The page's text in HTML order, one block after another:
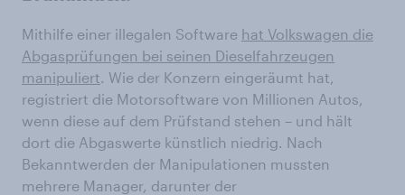
Mithilfe einer illegalen Software hat Volkswagen die
Abgasprüfungen bei seinen Dieselfahrzeugen
manipuliert. Wie der Konzern eingeräumt hat,
registriert die Motorsoftware von Millionen Autos,
wenn diese auf dem Prüfstand stehen – und hält
dort die Abgaswerte künstlich niedrig. Nach
Bekanntwerden der Manipulationen mussten
mehrere Manager, darunter der